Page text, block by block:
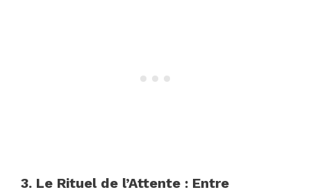
3. Le Rituel de l’Attente : Entre